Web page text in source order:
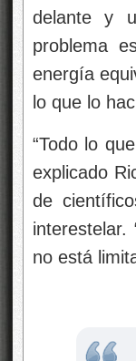
delante y
problema
energía
lo que lo
“Todo lo
explicado
de
interestelar.
no está